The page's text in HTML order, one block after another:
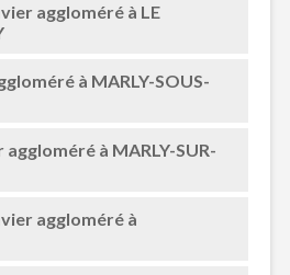
aggloméré à LE
à MARLY-SOUS-
à MARLY-SUR-
aggloméré à